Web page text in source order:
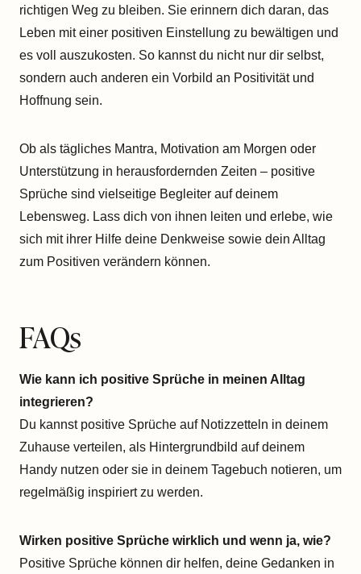
richtigen Weg zu bleiben. Sie erinnern dich daran, das
Leben mit einer positiven Einstellung zu bewältigen und
es voll auszukosten. So kannst du nicht nur dir selbst,
sondern auch anderen ein Vorbild an Positivität und
Hoffnung sein.
Ob als tägliches Mantra, Motivation am Morgen oder
Unterstützung in herausfordernden Zeiten – positive
Sprüche sind vielseitige Begleiter auf deinem
Lebensweg. Lass dich von ihnen leiten und erlebe, wie
sich mit ihrer Hilfe deine Denkweise sowie dein Alltag
zum Positiven verändern können.
FAQs
Wie kann ich positive Sprüche in meinen Alltag
integrieren?
Du kannst positive Sprüche auf Notizzetteln in deinem
Zuhause verteilen, als Hintergrundbild auf deinem
Handy nutzen oder sie in deinem Tagebuch notieren, um
regelmäßig inspiriert zu werden.
Wirken positive Sprüche wirklich und wenn ja, wie?
Positive Sprüche können dir helfen, deine Gedanken in